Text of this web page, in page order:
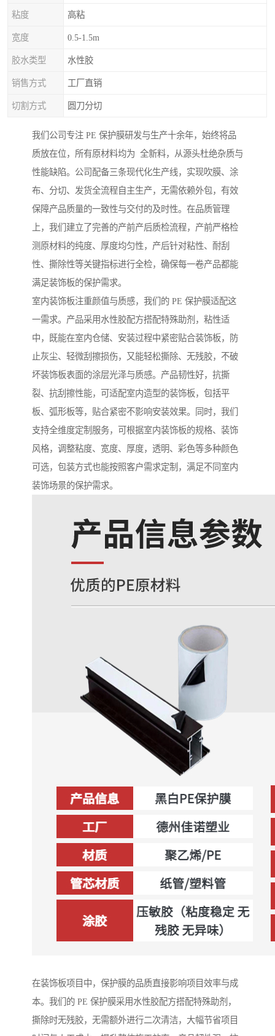
粘度 高粘
宽度 0.5-1.5m
胶水类型 水性胶
销售方式 工厂直销
切割方式 圆刀分切
我们公司专注 PE 保护膜研发与生产十余年，始终将品
质放在位，所有原材料均为 全新料，从源头杜绝杂质与
性能缺陷。公司配备三条现代化生产线，实现吹膜、涂
布、分切、发货全流程自主生产，无需依赖外包，有效
保障产品质量的一致性与交付的及时性。在品质管理
上，我们建立了完善的产前产后质检流程，产前严格检
测原材料的纯度、厚度均匀性，产后针对粘性、耐刮
性、撕除性等关键指标进行全检，确保每一卷产品都能
满足装饰板的保护需求。
室内装饰板注重颜值与质感，我们的 PE 保护膜适配这
一需求。产品采用水性胶配方搭配特殊助剂，粘性适
中，既能在室内仓储、安装过程中紧密贴合装饰板，防
止灰尘、轻微刮擦损伤，又能轻松撕除、无残胶，不破
坏装饰板表面的涂层光泽与质感。产品韧性好，抗撕
裂、抗刮擦性能，可适配室内造型的装饰板，包括平
板、弧形板等，贴合紧密不影响安装效果。同时，我们
支持全维度定制服务，可根据室内装饰板的规格、装饰
风格，调整粘度、宽度、厚度，透明、彩色等多种颜色
可选，包装方式也能按照客户需求定制，满足不同室内
装饰场景的保护需求。
在装饰板项目中，保护膜的品质直接影响项目效率与成
本。我们的 PE 保护膜采用水性胶配方搭配特殊助剂，
撕除时无残胶，无需额外进行二次清洁，大幅节省项目